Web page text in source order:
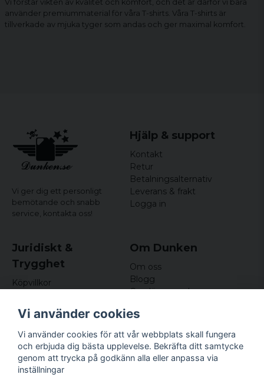
Vi förstår vikten av kvalitet och komfort, och det är därför vi bara
använder premiummaterial för våra T-shirts. Våra T-shirts är
tillverkade av mjuka tyger som andas och ger maximal komfort.
Vi ger dig ett personligt
bemötande och snabb
service, kontakta oss!
Hjälp & support
Kontakt
Retur
Betalningsalternativ
Leverans & frakt
Logga in
Juridiskt &
Trygghet
Köpvillkor
Om cookies
Om Dunken
Om oss
Blogg
Omdömen och
Nyhetsbrev
Kundklubb
Företagsuppgifter
Odd Sailor AB
Hamnplan 8, 29495
Vi använder cookies
Vi använder cookies för att vår webbplats skall fungera
och erbjuda dig bästa upplevelse. Bekräfta ditt samtycke
genom att trycka på godkänn alla eller anpassa via
inställningar